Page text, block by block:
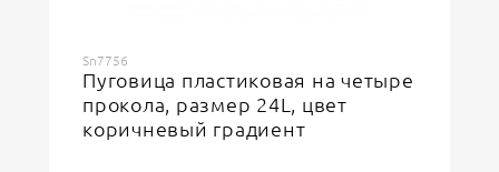
Sn7756
Пуговица пластиковая на четыре
прокола, размер 24L, цвет
коричневый градиент